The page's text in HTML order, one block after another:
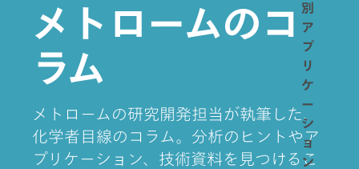
別
ア
プ
リ
ケ
ー
シ
ョ
ン
メトロームのコ
ラム
メトロームの研究開発担当が執筆した、
化学者目線のコラム。分析のヒントやア
プリケーション、技術資料を見つけるこ